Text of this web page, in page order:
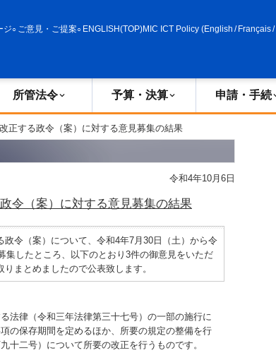
ジ ご意見・ご提案 ENGLISH(TOP)MIC ICT Policy (English / Français/
所管法令 予算・決算 申請・手続
正する政令（案）に対する意見募集の結果
令和4年10月6日
令（案）に対する意見募集の結果
令（案）について、令和4年7月30日（土）から令
したところ、以下のとおり3件の御意見をいただ
まとめましたので公表致します。
法律（令和三年法律第三十七号）の一部の施行に
の保存期間を定めるほか、所要の規定の整備を行
十二号）について所要の改正を行うものです。